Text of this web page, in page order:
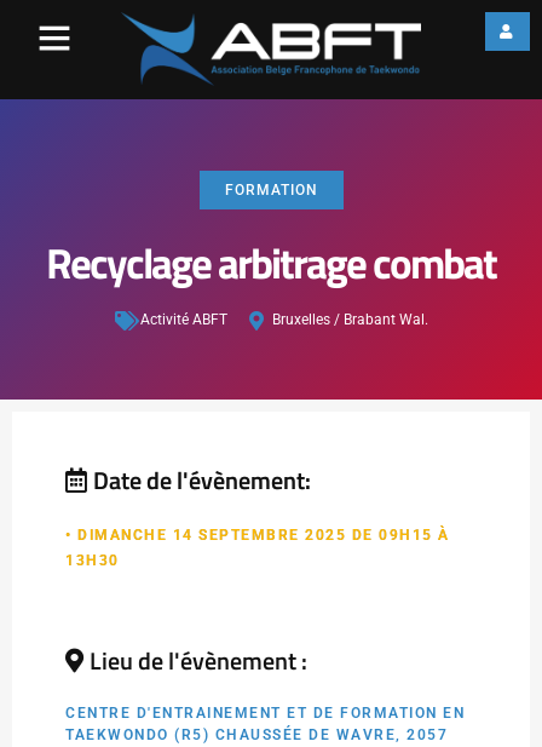
FORMATION
Recyclage arbitrage combat
Activité ABFT Bruxelles / Brabant Wal.
Date de l'évènement:
• DIMANCHE 14 SEPTEMBRE 2025 DE 09H15 À
13H30
Lieu de l'évènement :
CENTRE D'ENTRAINEMENT ET DE FORMATION EN
TAEKWONDO (R5) CHAUSSÉE DE WAVRE, 2057